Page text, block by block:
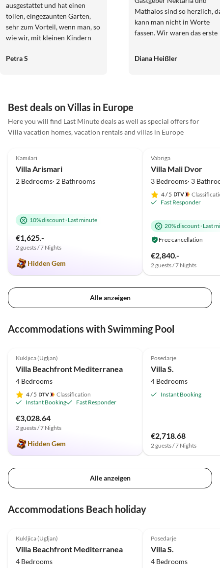
ausgestattet und hat einen
tollen, eingezäunten Garten,
sehr zum Vorteil, wenn man, so
wie wir, mit kleinen Kindern
ist sehr gut, der Strand ist in
Vielen Dank an Fam. Rösen für
die freundliche und
informative Kommunikation,
wir kommen gerne wieder.
Petra S
Mathaios sind so herzlich,
kann man nicht in Worte
fassen. Wir waren das erste
beeindruckt. Eine
haben unseren Urlaub sehr
genossen und kommen auf
Diana Heißler
Best deals on Villas in Europe
Here you will find Last Minute deals as well as special offers for
Villa vacation homes, vacation rentals and villas in Europe
Kamilari
Villa Arismari
2 Bedrooms· 2 Bathrooms
10% discount· Last minute
€1,625.-
2 guests / 7 Nights
Hidden Gem
Vabriga
Villa Mali Dvor
3 Bedrooms· 3
4/ 5
Fast Responder
20% discount· Last
Free cancellation
€2,840.-
2 guests / 7 Nights
Alle anzeigen
Accommodations with Swimming Pool
Kukljica (Ugljan)
Villa Beachfront Mediterranea
4 Bedrooms
4/ 5
Classification
Instant Booking
Fast Responder
€3,028.64
2 guests / 7 Nights
Hidden Gem
Posedarje
Villa S.
4 Bedrooms
Instant Booking
€2,718.68
2 guests / 7 Nights
Alle anzeigen
Accommodations Beach holiday
Kukljica (Ugljan)
Villa Beachfront Mediterranea
4 Bedrooms
Posedarje
Villa S.
4 Bedrooms